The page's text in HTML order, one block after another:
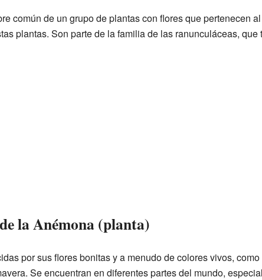
común de un grupo de plantas con flores que pertenecen
plantas. Son parte de la familia de las ranunculáceas,
la Anémona (planta)
por sus flores bonitas y a menudo de colores vivos,
Se encuentran en diferentes partes del mundo,